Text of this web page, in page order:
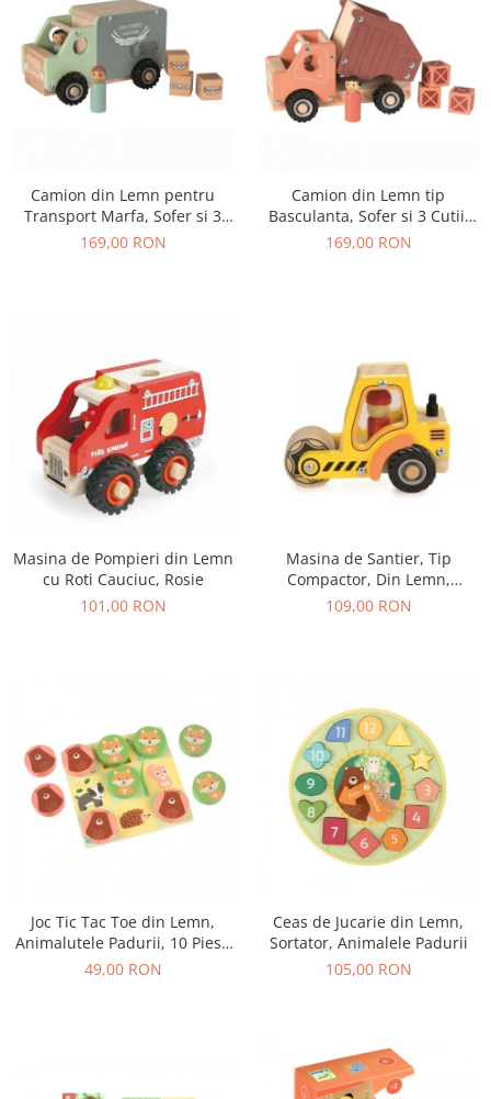
Camion din Lemn pentru
Transport Marfa, Sofer si 3
Colete, 18+ Luni
169,00 RON
Camion din Lemn tip
Basculanta, Sofer si 3 Cutii,
18+ Luni
169,00 RON
Masina de Pompieri din Lemn
cu Roti Cauciuc, Rosie
101,00 RON
Masina de Santier, Tip
Compactor, Din Lemn,
Galbena
109,00 RON
Joc Tic Tac Toe din Lemn,
Animalutele Padurii, 10 Piese
in Punga Textila
49,00 RON
Ceas de Jucarie din Lemn,
Sortator, Animalele Padurii
105,00 RON